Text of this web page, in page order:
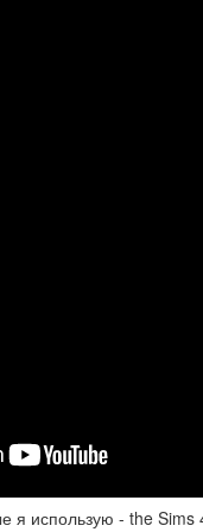
использую - the Sims